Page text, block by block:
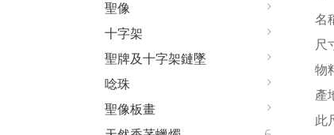
聖像
十字架
聖牌及十字架鏈墜
唸珠
聖像板畫
名
尺
物
產
此